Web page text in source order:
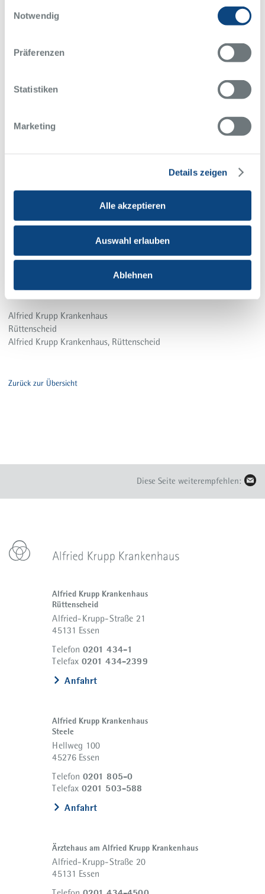
Notwendig
Präferenzen
Statistiken
Marketing
Details zeigen
Alle akzeptieren
Auswahl erlauben
Ablehnen
www.krupp-krankenhaus.de/neurologie-symposium
Kontakt
Zwei Fortbildungspunkte sind beantragt.
Kontakt
Sekretariat
neurologie@krupp-krankenhaus.de
Veranstaltungs-Ort
45131, Essen
Alfried Krupp Krankenhaus
Rüttenscheid
Alfried Krupp Krankenhaus, Rüttenscheid
Zurück zur Übersicht
Diese Seite weiterempfehlen:
Alfried Krupp Krankenhaus
Rüttenscheid
Alfried-Krupp-Straße 21
45131 Essen
Telefon 0201 434-1
Telefax 0201 434-2399
Anfahrt
Alfried Krupp Krankenhaus
Steele
Hellweg 100
45276 Essen
Telefon 0201 805-0
Telefax 0201 503-588
Anfahrt
Ärztehaus am Alfried Krupp Krankenhaus
Alfried-Krupp-Straße 20
45131 Essen